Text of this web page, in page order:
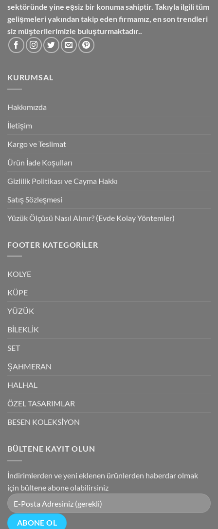
sektöründe yine eşsiz bir konuma sahiptir. Takıyla ilgili tüm
gelişmeleri yakından takip eden firmamız, en son trendleri
siz müşterilerimizle buluşturmaktadır..
KURUMSAL
Hakkımızda
İletişim
Kargo ve Teslimat
Ürün İade Koşulları
Gizlilik Politikası ve Cayma Hakkı
Satış Sözleşmesi
Yüzük Ölçüsü Nasıl Alınır? (Evde Kolay Yöntemler)
FOOTER KATEGORILER
KOLYE
KÜPE
YÜZÜK
BİLEKLİK
SET
ŞAHMERAN
HALHAL
ÖZEL TASARIMLAR
BESEN KOLEKSİYON
BÜLTENE KAYIT OLUN
İndirimlerden ve yeni eklenen ürünlerden haberdar olmak
için bültene abone olabilirsiniz